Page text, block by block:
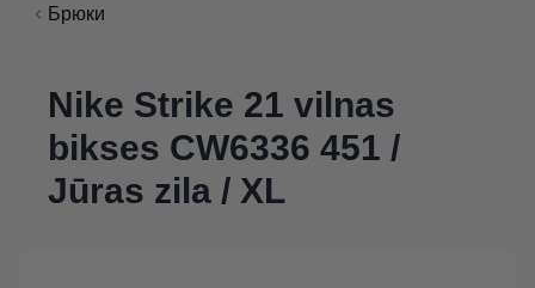
Брюки
Nike Strike 21 vilnas
bikses CW6336 451 /
Jūras zila / XL